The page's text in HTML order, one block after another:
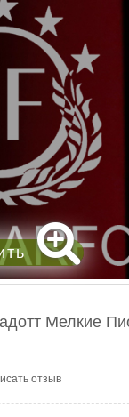
Мелкие
отзыв